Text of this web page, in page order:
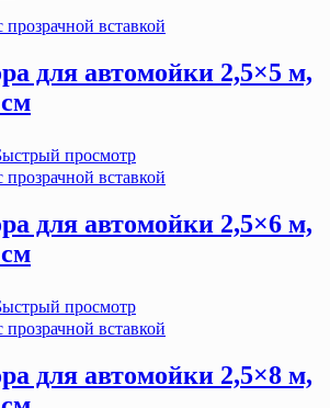
для автомойки 2,5×5 м,
просмотр
для автомойки 2,5×6 м,
просмотр
для автомойки 2,5×8 м,